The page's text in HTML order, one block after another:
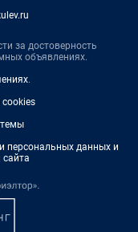
за достоверность
объявлениях.
.
персональных данных и